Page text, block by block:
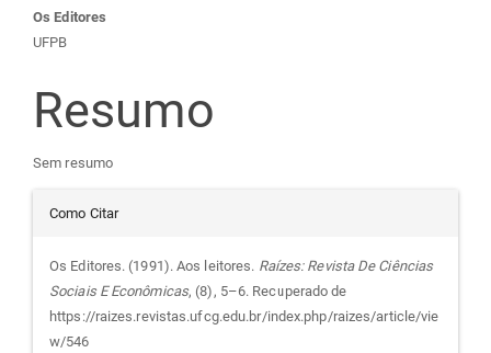
Conteúdo
do
artigo
principal
Os Editores
UFPB
Resumo
Sem resumo
Detalhes
do
artigo
Como Citar
Os Editores. (1991). Aos leitores. Raízes: Revista De Ciências
Sociais E Econômicas, (8), 5–6. Recuperado de
https://raizes.revistas.ufcg.edu.br/index.php/raizes/article/vie
w/546